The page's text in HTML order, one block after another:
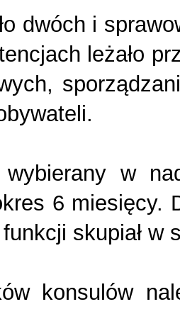
dwóch i
leżało
wybierany w
6 miesięcy.
skupiał w
konsulów